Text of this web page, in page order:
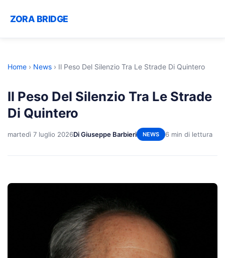
ZORA BRIDGE
Home › News › Il Peso Del Silenzio Tra Le Strade Di Quintero
Il Peso Del Silenzio Tra Le Strade
Di Quintero
martedì 7 luglio 2026Di Giuseppe Barbieri NEWS 6 min di lettura